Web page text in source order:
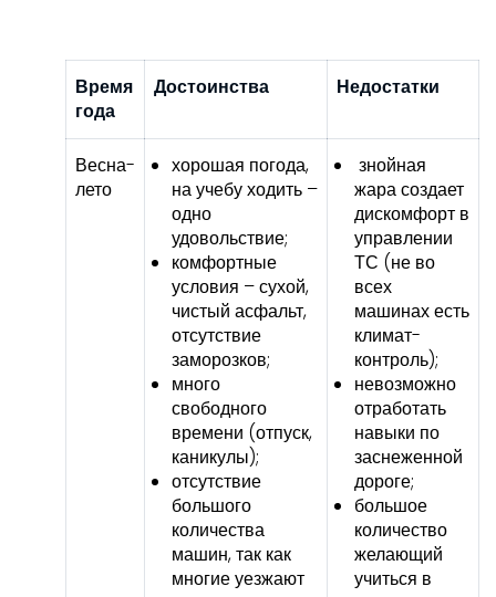
Время
года
Достоинства Недостатки
Весна-
лето
хорошая погода,
на учебу ходить –
одно
удовольствие;
комфортные
условия – сухой,
чистый асфальт,
отсутствие
заморозков;
много
свободного
времени (отпуск,
каникулы);
отсутствие
большого
количества
машин, так как
многие уезжают
знойная
жара создает
дискомфорт в
управлении
ТС (не во
всех
машинах есть
климат-
контроль);
невозможно
отработать
навыки по
заснеженной
дороге;
большое
количество
желающий
учиться в